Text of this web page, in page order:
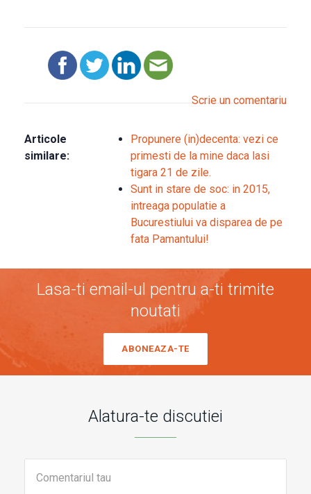
Scrie un comentariu
Articole
similare:
Propunere (in)decenta: vezi ce
primesti de la mine daca lasi
tigara 21 de zile.
Sunt in stare de soc: in 2015,
intreaga populatie a
Bucurestiului va disparea de pe
fata Pamantului!
Lasa-ti email-ul pentru a-ti trimite
noutati
ABONEAZA-TE
Alatura-te discutiei